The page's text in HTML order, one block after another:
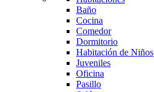
Baño
Cocina
Comedor
Dormitorio
Habitación de Niños
Juveniles
Oficina
Pasillo